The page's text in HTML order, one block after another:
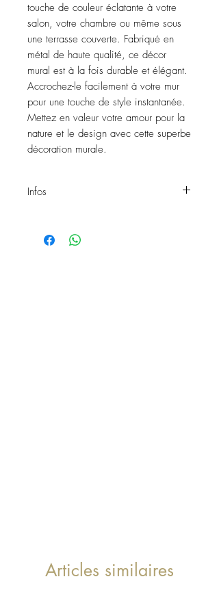
touche de couleur éclatante à votre
salon, votre chambre ou même sous
une terrasse couverte. Fabriqué en
métal de haute qualité, ce décor
mural est à la fois durable et élégant.
Accrochez-le facilement à votre mur
pour une touche de style instantanée.
Mettez en valeur votre amour pour la
nature et le design avec cette superbe
décoration murale.
Infos
Couleur: Bleu
Articles similaires